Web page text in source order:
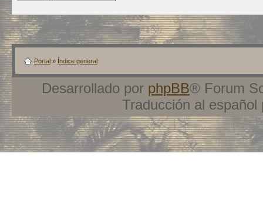
Portal » Índice general
Desarrollado por phpBB® Forum
Traducción al